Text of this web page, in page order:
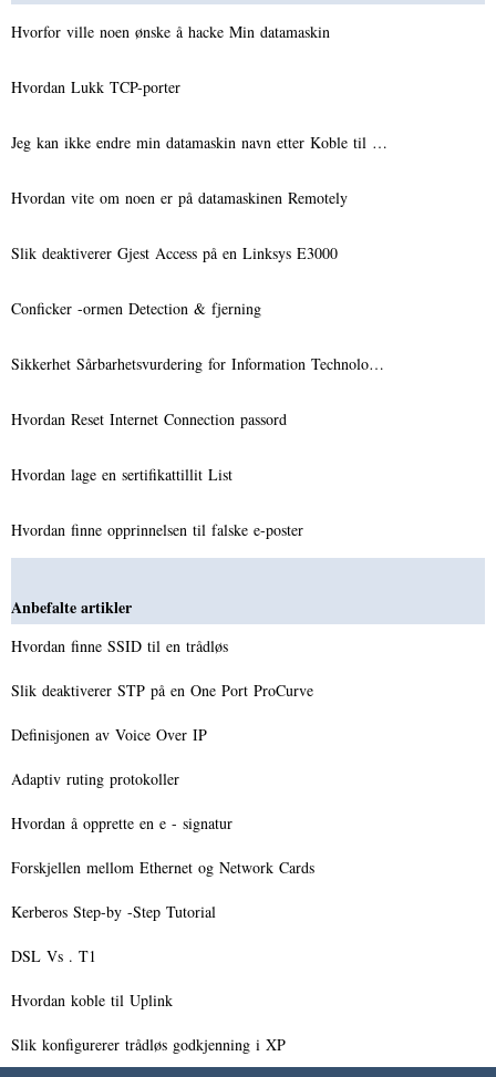
Hvorfor ville noen ønske å hacke Min datamaskin
Hvordan Lukk TCP-porter
Jeg kan ikke endre min datamaskin navn etter Koble til …
Hvordan vite om noen er på datamaskinen Remotely
Slik deaktiverer Gjest Access på en Linksys E3000
Conficker -ormen Detection & fjerning
Sikkerhet Sårbarhetsvurdering for Information Technolo…
Hvordan Reset Internet Connection passord
Hvordan lage en sertifikattillit List
Hvordan finne opprinnelsen til falske e-poster
Anbefalte artikler
Hvordan finne SSID til en trådløs
Slik deaktiverer STP på en One Port ProCurve
Definisjonen av Voice Over IP
Adaptiv ruting protokoller
Hvordan å opprette en e - signatur
Forskjellen mellom Ethernet og Network Cards
Kerberos Step-by -Step Tutorial
DSL Vs . T1
Hvordan koble til Uplink
Slik konfigurerer trådløs godkjenning i XP